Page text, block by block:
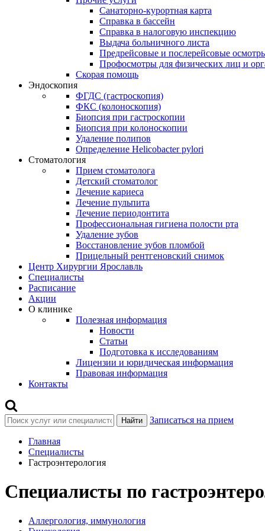
Санаторно-курортная карта
Справка в бассейн
Справка в налоговую инспекцию
Выдача больничного листа
Предрейсовые и послерейсовые
Профосмотры для физических лиц и
Скорая помощь
Эндоскопия
ФГДС (гастроскопия)
ФКС (колоноскопия)
Биопсия при гастроскопии
Биопсия при колоноскопии
Удаление полипов
Определение Helicobacter pylori
Стоматология
Прием стоматолога
Детский стоматолог
Лечение кариеса
Лечение пульпита
Лечение периодонтита
Профессиональная гигиена полости рта
Удаление зубов
Восстановление зубов пломбой
Прицельный рентгеновский снимок
Центр Хирургии Ярославль
Специалисты
Расписание
Акции
О клинике
Полезная информация
Новости
Статьи
Подготовка к исследованиям
Лицензии и юридическая информация
Правовая информация
Контакты
Найти Записаться на прием
Главная
Специалисты
Гастроэнтерология
Специалисты по
Аллергология, иммунология